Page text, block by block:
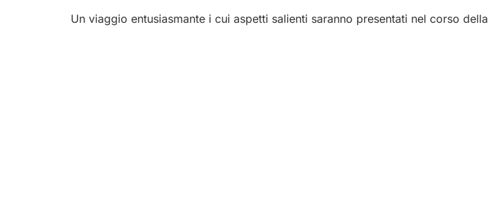
Un viaggio entusiasmante i cui aspetti salienti saranno presentati nel corso della